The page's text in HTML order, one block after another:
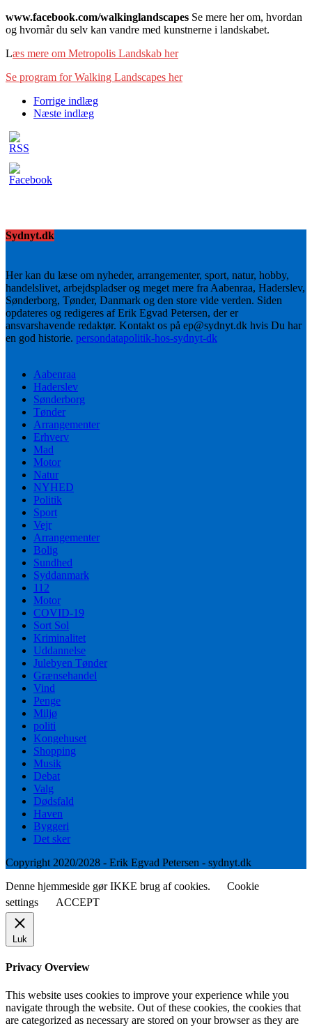
www.facebook.com/walkinglandscapes Se mere her om, hvordan
og hvornår du selv kan vandre med kunstnerne i landskabet.
Læs mere om Metropolis Landskab her
Se program for Walking Landscapes her
Forrige indlæg
Næste indlæg
Sydnyt.dk
Her kan du læse om nyheder, arrangementer, sport, natur, hobby,
handelslivet, arbejdspladser og meget mere fra Aabenraa, Haderslev,
Sønderborg, Tønder, Danmark og den store vide verden. Siden
opdateres og redigeres af Erik Egvad Petersen, der er
ansvarshavende redaktør. Kontakt os på ep@sydnyt.dk hvis Du har
en god historie. persondatapolitik-hos-sydnyt-dk
Aabenraa
Haderslev
Sønderborg
Tønder
Arrangementer
Erhverv
Mad
Motor
Natur
NYHED
Politik
Sport
Vejr
Arrangementer
Bolig
Sundhed
Syddanmark
112
Motor
COVID-19
Sort Sol
Kriminalitet
Uddannelse
Julebyen Tønder
Grænsehandel
Vind
Penge
Miljø
politi
Kongehuset
Shopping
Musik
Debat
Valg
Dødsfald
Haven
Byggeri
Det sker
Copyright 2020/2028 - Erik Egvad Petersen - sydnyt.dk
Denne hjemmeside gør IKKE brug af cookies.
Cookie
settings
ACCEPT
Luk
Privacy Overview
This website uses cookies to improve your experience while you
navigate through the website. Out of these cookies, the cookies that
are categorized as necessary are stored on your browser as they are